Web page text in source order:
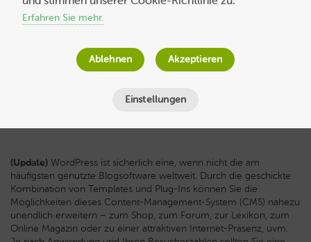
zu installieren – Teil 1: Die manuelle
Wolf-Dieter Fiege
11. Januar 2018
(Update) WordPress ist sicherlich eine, wenn nicht die am
häufigsten genutzte Blogsoftware weltweit. Durch die geschickte
Kombination von Templates und Plug-Ins können Sie die
Möglichkeiten dieses Content-Management-System (CMS) nahezu
unendlich erweitern – zum Shop, zum Forum, zur Lexikon, zum
Online Magazin oder zu einer attraktiven Internet-Präsenz, uvm.
Erfahren Sie mehr.
Einstellungen
Ablehnen Akzeptieren